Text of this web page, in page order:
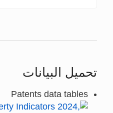
تحميل البيانات
Patents data tables